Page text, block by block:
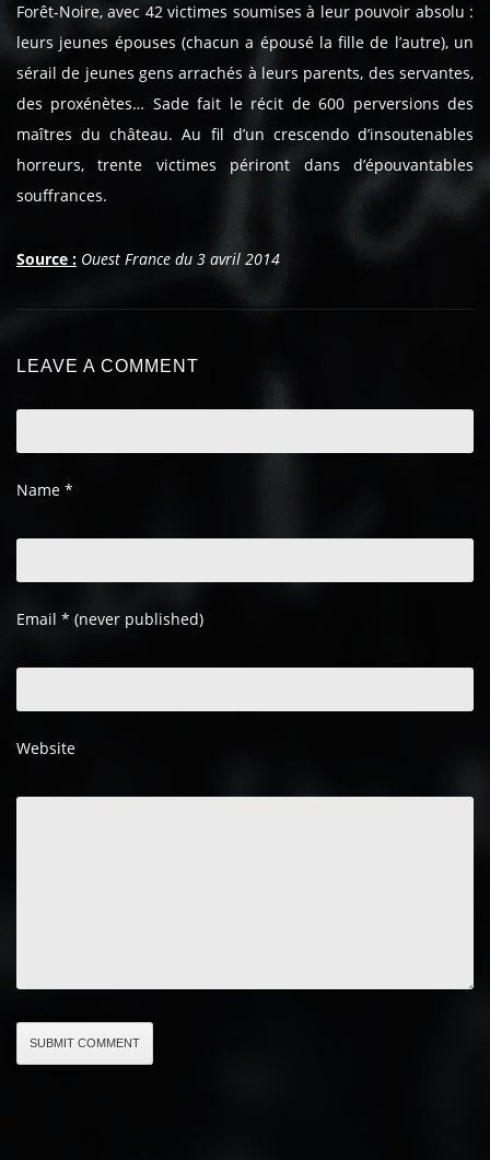
Forêt-Noire, avec 42 victimes soumises à leur pouvoir absolu :
leurs jeunes épouses (chacun a épousé la fille de l’autre), un
sérail de jeunes gens arrachés à leurs parents, des servantes,
des proxénètes… Sade fait le récit de 600 perversions des
maîtres du château. Au fil d’un crescendo d’insoutenables
horreurs, trente victimes périront dans d’épouvantables
souffrances.
Source : Ouest France du 3 avril 2014
LEAVE A COMMENT
Name *
Email * (never published)
Website
SUBMIT COMMENT